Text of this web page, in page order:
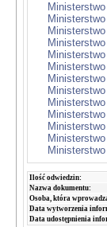
Ilość odwiedzin:
Nazwa dokumentu:
Osoba, która
Data wytworzenia
Data udostępnienia